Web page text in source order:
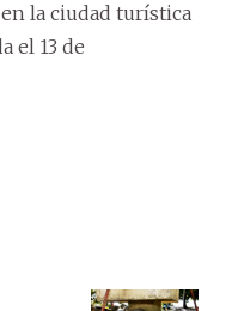
la ciudad turística
el 13 de